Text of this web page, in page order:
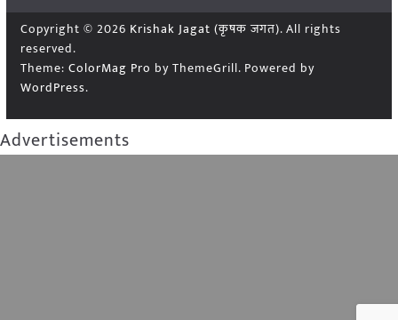
Copyright © 2026 Krishak Jagat (कृषक जगत). All rights
reserved.
Theme: ColorMag Pro by ThemeGrill. Powered by
WordPress.
Advertisements